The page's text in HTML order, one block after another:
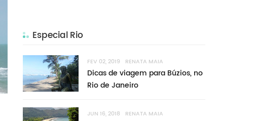
Especial Rio
FEV 02, 2019 RENATA MAIA
Dicas de viagem para Búzios, no
Rio de Janeiro
JUN 16, 2018 RENATA MAIA